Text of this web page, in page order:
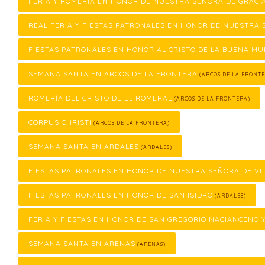
REAL FERIA Y FIESTAS PATRONALES EN HONOR DE NUESTRA
FIESTAS PATRONALES EN HONOR AL CRISTO DE LA BUENA
SEMANA SANTA EN ARCOS DE LA FRONTERA (ARCOS DE LA
ROMERÍA DEL CRISTO DE EL ROMERAL (ARCOS DE LA FRONTERA)
CORPUS CHRISTI (ARCOS DE LA FRONTERA)
SEMANA SANTA EN ARDALES (ARDALES)
FIESTAS PATRONALES EN HONOR DE NUESTRA SEÑORA DE
FIESTAS PATRONALES EN HONOR DE SAN ISIDRO (ARDALES)
FERIA Y FIESTAS EN HONOR DE SAN GREGORIO NACIANCENO
SEMANA SANTA EN ARENAS (ARENAS)